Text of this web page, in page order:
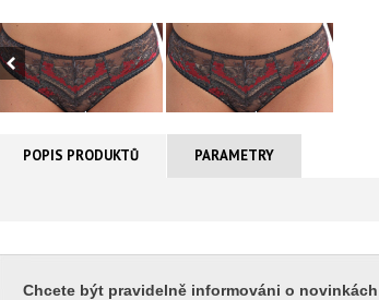
POPIS PRODUKTŮ PARAMETRY
Chcete být pravidelně informováni o